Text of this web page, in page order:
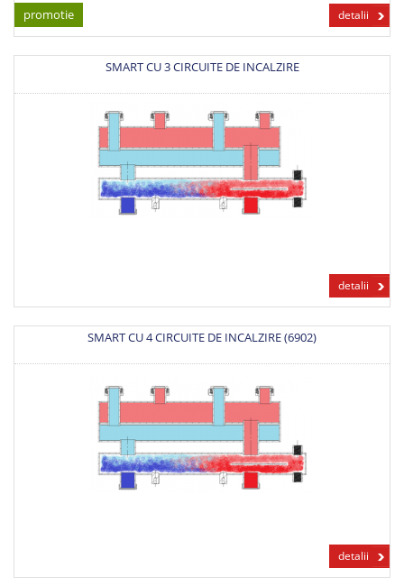
promotie detalii
SMART CU 3 CIRCUITE DE INCALZIRE
detalii
SMART CU 4 CIRCUITE DE INCALZIRE (6902)
detalii